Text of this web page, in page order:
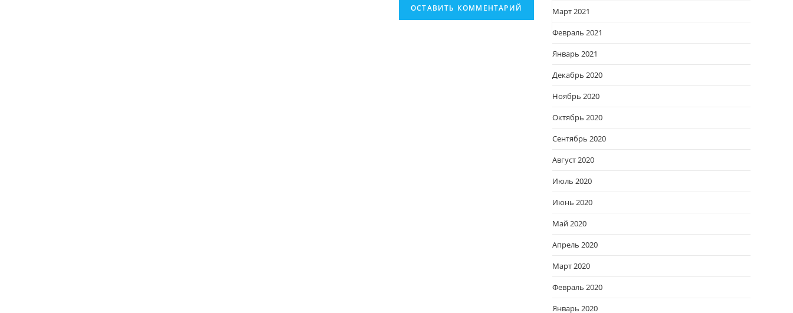
Март 2021
Февраль 2021
Январь 2021
Декабрь 2020
Ноябрь 2020
Октябрь 2020
Сентябрь 2020
Август 2020
Июль 2020
Июнь 2020
Май 2020
Апрель 2020
Март 2020
Февраль 2020
Январь 2020